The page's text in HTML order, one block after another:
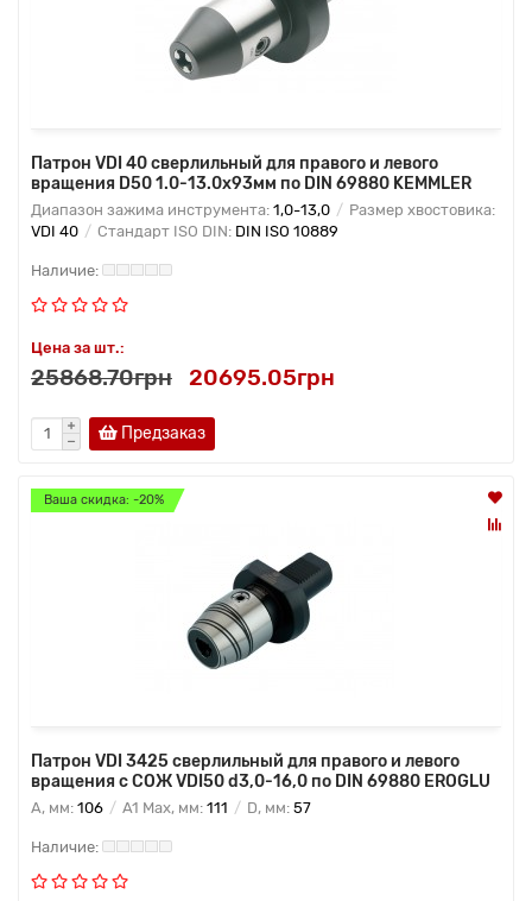
Патрон VDI 40 сверлильный для правого и левого
вращения D50 1.0-13.0x93мм по DIN 69880 KEMMLER
Диапазон зажима инструмента: 1,0-13,0
Размер хвостовика:
VDI 40
Стандарт ISO DIN: DIN ISO 10889
Цена за шт.:
25868.70грн 20695.05грн
Предзаказ
Ваша скидка: -20%
Патрон VDI 3425 сверлильный для правого и левого
вращения с СОЖ VDI50 d3,0-16,0 по DIN 69880 EROGLU
A, мм: 106 A1 Max, мм: 111 D, мм: 57